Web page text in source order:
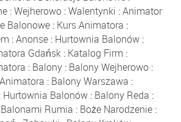
:Wejherowo :Walentynki :Animator
Balonowe : Kurs Animatora :
:Anonse : Hurtownia Balonów :
Gdańsk : Katalog Firm :
: Balony: Balony Wejherowo:
: Balony Warszawa :
: Hurtownia Balonów : Balony Reda :
Rumia : Boże Narodzenie: